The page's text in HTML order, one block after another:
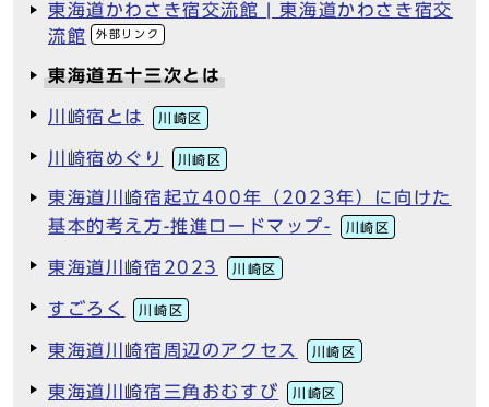
東海道かわさき宿交流館 | 東海道かわさき宿交
流館
外部リンク
東海道五十三次とは
川崎宿とは 川崎区
川崎宿めぐり 川崎区
東海道川崎宿起立400年（2023年）に向けた
基本的考え方-推進ロードマップ-
川崎区
東海道川崎宿2023 川崎区
すごろく 川崎区
東海道川崎宿周辺のアクセス 川崎区
東海道川崎宿三角おむすび 川崎区